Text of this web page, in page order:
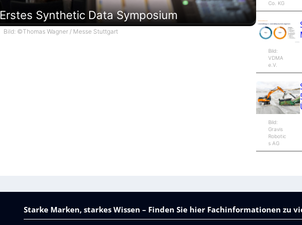
Erstes Synthetic Data Symposium
Bild: ©Thomas Wagner / Messe Stuttgart
Co. KG
Bild:
VDMA
e.V.
Bild:
Gravis
Robotic
s AG
Starke Marken, starkes Wissen – Finden Sie hier Fachinformationen zu